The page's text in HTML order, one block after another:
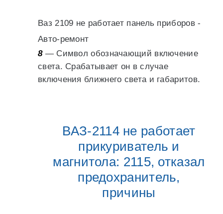
Ваз 2109 не работает панель приборов -
Авто-ремонт
8— Символ обозначающий включение
света. Срабатывает он в случае
включения ближнего света и габаритов.
ВАЗ-2114 не работает
прикуриватель и
магнитола: 2115, отказал
предохранитель,
причины